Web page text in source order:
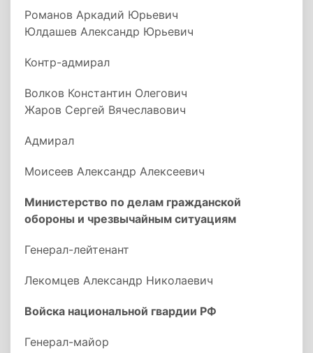
Романов Аркадий Юрьевич
Юлдашев Александр Юрьевич
Контр-адмирал
Волков Константин Олегович
Жаров Сергей Вячеславович
Адмирал
Моисеев Александр Алексеевич
Министерство по делам гражданской
обороны и чрезвычайным ситуациям
Генерал-лейтенант
Лекомцев Александр Николаевич
Войска национальной гвардии РФ
Генерал-майор